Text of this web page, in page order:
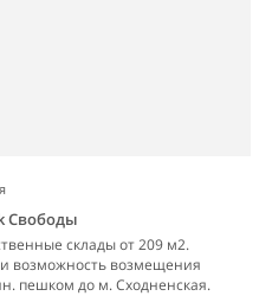
Свободы
склады от 209 м2.
и возможность возмещения
пешком до м. Сходненская.